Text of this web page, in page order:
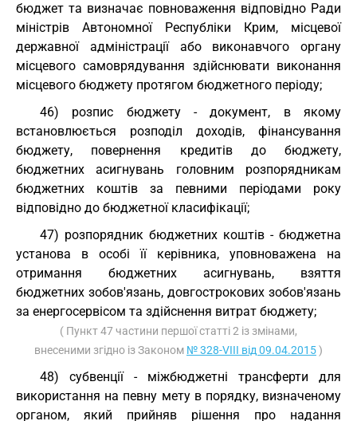
бюджет та визначає повноваження відповідно Ради
міністрів Автономної Республіки Крим, місцевої
державної адміністрації або виконавчого органу
місцевого самоврядування здійснювати виконання
місцевого бюджету протягом бюджетного періоду;
46) розпис бюджету - документ, в якому
встановлюється розподіл доходів, фінансування
бюджету, повернення кредитів до бюджету,
бюджетних асигнувань головним розпорядникам
бюджетних коштів за певними періодами року
відповідно до бюджетної класифікації;
47) розпорядник бюджетних коштів - бюджетна
установа в особі її керівника, уповноважена на
отримання бюджетних асигнувань, взяття
бюджетних зобов'язань, довгострокових зобов'язань
за енергосервісом та здійснення витрат бюджету;
( Пункт 47 частини першої статті 2 із змінами,
внесеними згідно із Законом № 328-VIII від 09.04.2015)
48) субвенції - міжбюджетні трансферти для
використання на певну мету в порядку, визначеному
органом, який прийняв рішення про надання